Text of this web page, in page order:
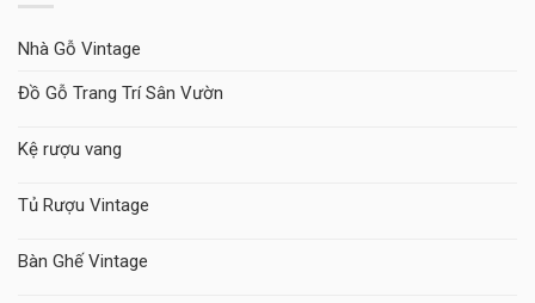
Nhà Gỗ Vintage
Đồ Gỗ Trang Trí Sân Vườn
Kệ rượu vang
Tủ Rượu Vintage
Bàn Ghế Vintage